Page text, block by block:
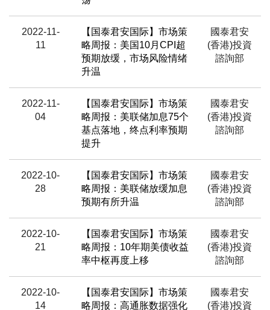
2022-11-
11
【国泰君安国际】市场策
略周报：美国10月CPI超
预期放缓，市场风险情绪
升温
國泰君安
(香港)投資
諮詢部
2022-11-
04
【国泰君安国际】市场策
略周报：美联储加息75个
基点落地，终点利率预期
提升
國泰君安
(香港)投資
諮詢部
2022-10-
28
【国泰君安国际】市场策
略周报：美联储放缓加息
预期有所升温
國泰君安
(香港)投資
諮詢部
2022-10-
21
【国泰君安国际】市场策
略周报：10年期美债收益
率中枢再度上移
國泰君安
(香港)投資
諮詢部
2022-10-
14
【国泰君安国际】市场策
略周报：高通胀数据强化
國泰君安
(香港)投資